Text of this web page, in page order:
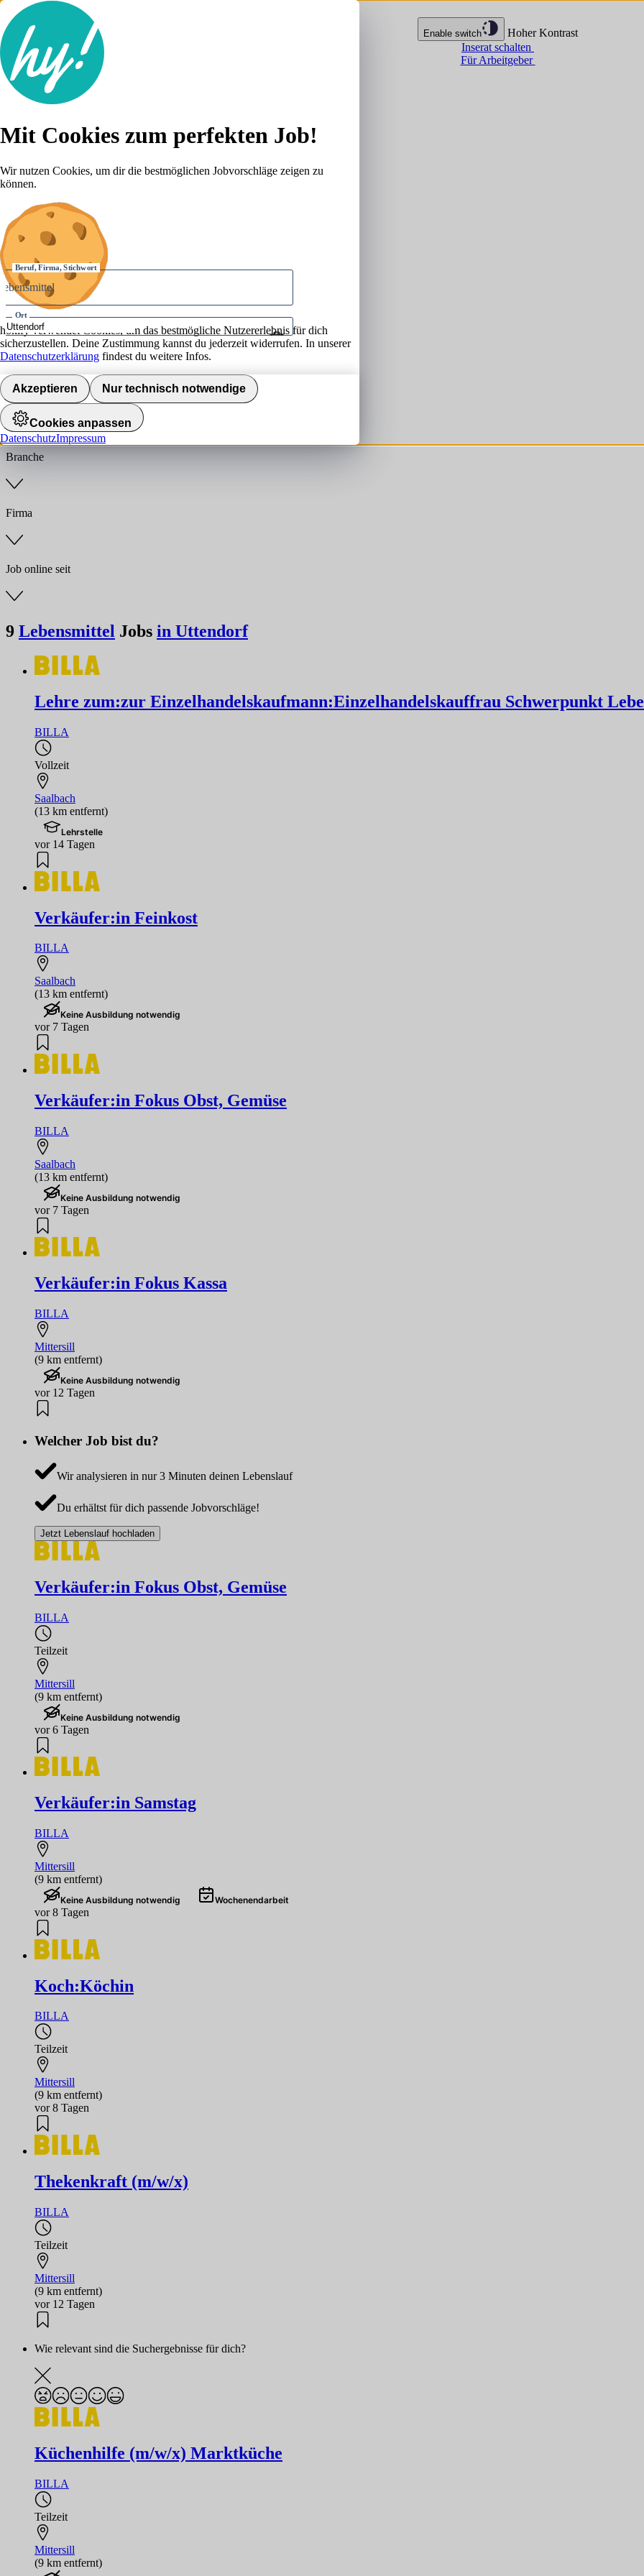
Enable switch
Hoher Kontrast
Inserat schalten
Für Arbeitgeber
Lebenslauf
Karriere-Tipps
Anmelden
Beruf, Firma, Stichwort
Ort
Umkreis
Jobs finden
Anstellungsart
Branche
Firma
Job online seit
9 Lebensmittel Jobs in Uttendorf
Lehre zum:zur Einzelhandelskaufmann:Einzelhandelskauffrau Schwerpunkt
BILLA
Vollzeit
Saalbach
(13 km entfernt)
Lehrstelle
vor 14 Tagen
Verkäufer:in Feinkost
BILLA
Saalbach
(13 km entfernt)
Keine Ausbildung notwendig
vor 7 Tagen
Verkäufer:in Fokus Obst, Gemüse
BILLA
Saalbach
(13 km entfernt)
Keine Ausbildung notwendig
vor 7 Tagen
Verkäufer:in Fokus Kassa
BILLA
Mittersill
(9 km entfernt)
Keine Ausbildung notwendig
vor 12 Tagen
Welcher Job bist du?
Wir analysieren in nur 3 Minuten deinen Lebenslauf
Du erhältst für dich passende Jobvorschläge!
Jetzt Lebenslauf hochladen
Verkäufer:in Fokus Obst, Gemüse
BILLA
Teilzeit
Mittersill
(9 km entfernt)
Keine Ausbildung notwendig
vor 6 Tagen
Verkäufer:in Samstag
BILLA
Mittersill
(9 km entfernt)
Keine Ausbildung notwendig Wochenendarbeit
vor 8 Tagen
Koch:Köchin
BILLA
Teilzeit
Mittersill
(9 km entfernt)
vor 8 Tagen
Thekenkraft (m/w/x)
BILLA
Teilzeit
Mittersill
(9 km entfernt)
vor 12 Tagen
Wie relevant sind die Suchergebnisse für dich?
Küchenhilfe (m/w/x) Marktküche
BILLA
Teilzeit
Mittersill
(9 km entfernt)
Mit Cookies zum perfekten Job!
Wir nutzen Cookies, um dir die bestmöglichen Jobvorschläge zeigen zu
können.
hokify verwendet Cookies, um das bestmögliche Nutzererlebnis für dich
sicherzustellen. Deine Zustimmung kannst du jederzeit widerrufen. In unserer
Datenschutzerklärung findest du weitere Infos.
Akzeptieren Nur technisch notwendige
Cookies anpassen
DatenschutzImpressum